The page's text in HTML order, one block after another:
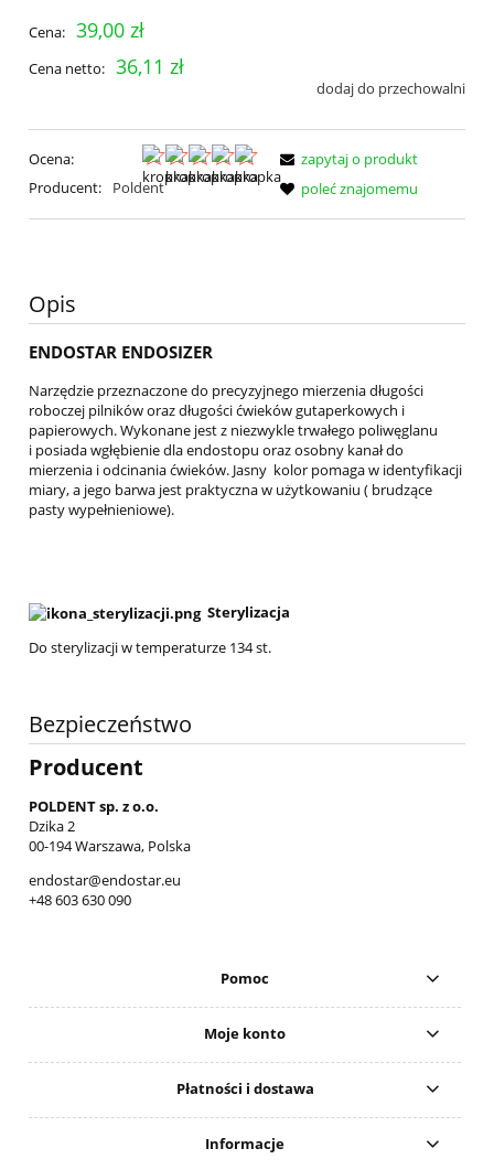
Cena: 39,00 zł
Cena netto: 36,11 zł
dodaj do przechowalni
Ocena:
Producent:
Poldent
zapytaj o produkt
poleć znajomemu
Opis
ENDOSTAR ENDOSIZER
Narzędzie przeznaczone do precyzyjnego mierzenia długości
roboczej pilników oraz długości ćwieków gutaperkowych i
papierowych. Wykonane jest z niezwykle trwałego poliwęglanu
i posiada wgłębienie dla endostopu oraz osobny kanał do
mierzenia i odcinania ćwieków. Jasny kolor pomaga w identyfikacji
miary, a jego barwa jest praktyczna w użytkowaniu ( brudzące
pasty wypełnieniowe).
Sterylizacja
Do sterylizacji w temperaturze 134 st.
Bezpieczeństwo
Producent
POLDENT sp. z o.o.
Dzika 2
00-194 Warszawa, Polska
endostar@endostar.eu
+48 603 630 090
Pomoc
Moje konto
Płatności i dostawa
Informacje